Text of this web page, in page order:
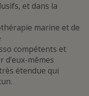
et dans la
marine et de
compétents et
d’eux-mêmes
étendue qui